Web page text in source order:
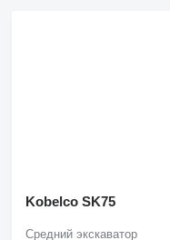
Kobelco SK75
Средний экскаватор